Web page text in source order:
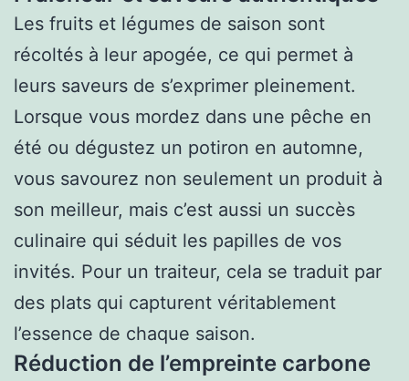
Les fruits et légumes de saison sont
récoltés à leur apogée, ce qui permet à
leurs saveurs de s’exprimer pleinement.
Lorsque vous mordez dans une pêche en
été ou dégustez un potiron en automne,
vous savourez non seulement un produit à
son meilleur, mais c’est aussi un succès
culinaire qui séduit les papilles de vos
invités. Pour un traiteur, cela se traduit par
des plats qui capturent véritablement
l’essence de chaque saison.
Réduction de l’empreinte carbone